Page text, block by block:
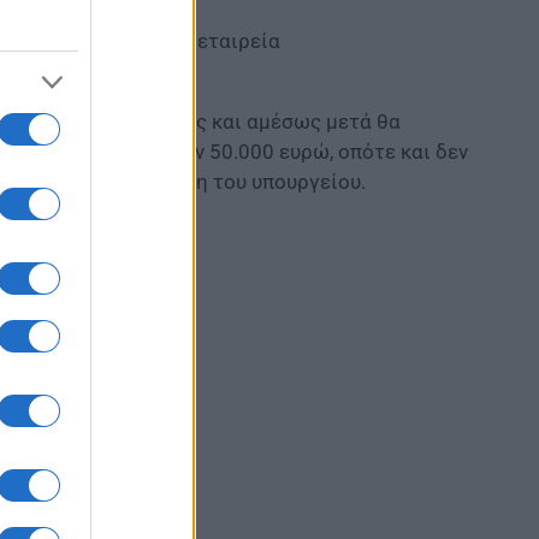
και βιομηχανική εταιρεία
στις ίδιες και αμέσως μετά θα
είναι κάτω των 50.000 ευρώ, οπότε και δεν
η ανακοίνωση του υπουργείου.